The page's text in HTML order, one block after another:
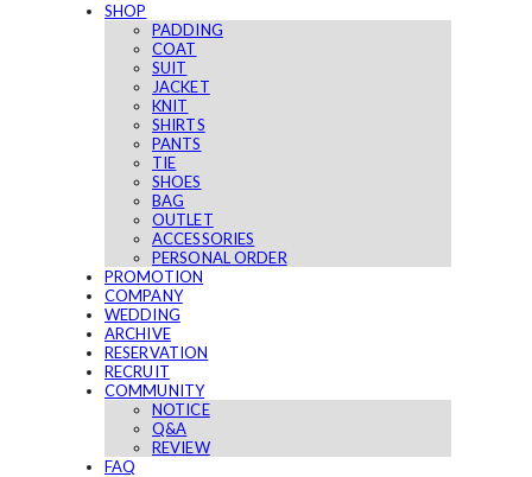
SHOP
PADDING
COAT
SUIT
JACKET
KNIT
SHIRTS
PANTS
TIE
SHOES
BAG
OUTLET
ACCESSORIES
PERSONAL ORDER
PROMOTION
COMPANY
WEDDING
ARCHIVE
RESERVATION
RECRUIT
COMMUNITY
NOTICE
Q&A
REVIEW
FAQ